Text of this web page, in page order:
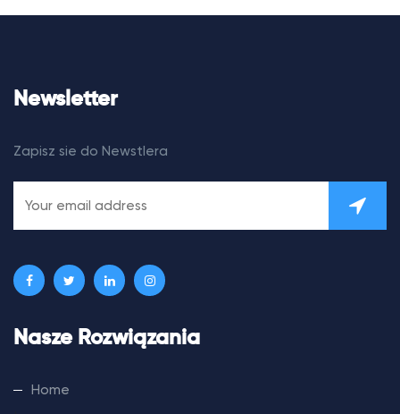
Newsletter
Zapisz sie do Newstlera
Nasze Rozwiązania
Home